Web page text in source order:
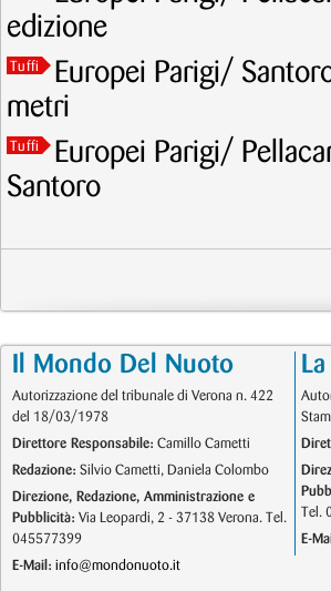
edizione
Tuffi
Europei Parigi/
metri
Tuffi
Europei Parigi/
Santoro
Il Mondo Del Nuoto
Autorizzazione del tribunale di Verona n. 422
del 18/03/1978
Direttore Responsabile: Camillo Cametti
Redazione: Silvio Cametti, Daniela Colombo
Direzione, Redazione, Amministrazione e
Pubblicità: Via Leopardi, 2 - 37138 Verona. Tel.
045577399
E-Mail: info@mondonuoto.it
Tel.
E-